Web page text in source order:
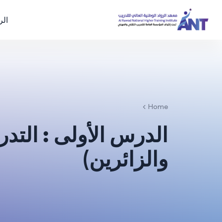
Home
الدرس الأولى :
والزائرين)